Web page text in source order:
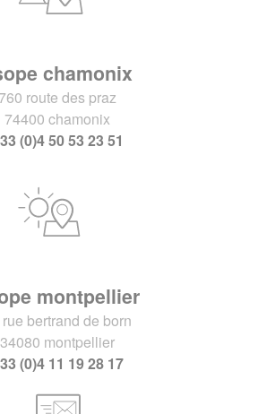
chamonix
760 route des praz
74400 chamonix
(0)4 50 53 23 51
montpellier
bertrand de born
34080 montpellier
(0)4 11 19 28 17